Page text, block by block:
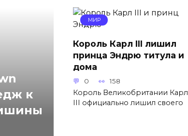
к
МИР
Король Карл III лишил
принца Эндрю титула и
дома
0 158
Король Великобритании Карл
III официально лишил своего